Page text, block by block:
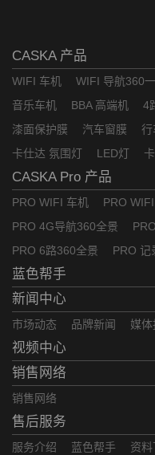
CASKA 产品
WIFI 车机 WIFI 导航360
音乐车机
BBA 高端机 4
漆面保护膜
汽车窗膜 行
卡仕达 氛围灯
LED灯
CASKA Pro 产品
PRO WIFI 车机
PRO
PRO 4G导航360全景
PRO 6路360全景
PRO 记
蓝色帮手
新闻中心
市场动态 品牌新闻 媒体
视频中心
销售网络
销售网络
售后服务
服务介绍 蓝色帮手 资料